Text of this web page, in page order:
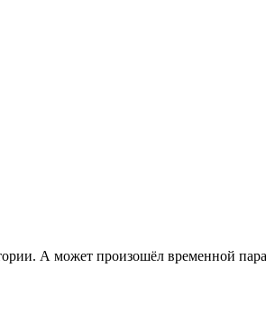
А может произошёл временной